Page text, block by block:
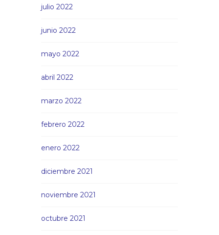
julio 2022
junio 2022
mayo 2022
abril 2022
marzo 2022
febrero 2022
enero 2022
diciembre 2021
noviembre 2021
octubre 2021